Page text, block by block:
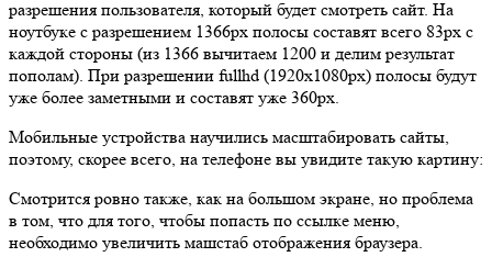
разрешения пользователя, который будет смотреть сайт. На
ноутбуке с разрешением 1366px полосы составят всего 83px с
каждой стороны (из 1366 вычитаем 1200 и делим результат
пополам). При разрешении fullhd (1920x1080px) полосы будут
уже более заметными и составят уже 360px.
Мобильные устройства научились масштабировать сайты,
поэтому, скорее всего, на телефоне вы увидите такую картину:
Смотрится ровно также, как на большом экране, но проблема
в том, что для того, чтобы попасть по ссылке меню,
необходимо увеличить машстаб отображения браузера.